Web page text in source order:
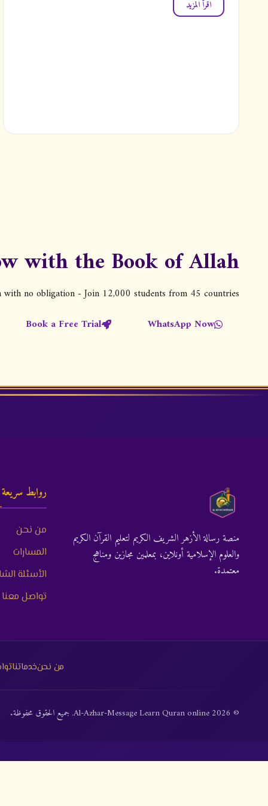
اقرأ المزيد
with the Book of Allah
with no obligation - Join 12,000 students from 45 countries
WhatsApp Now
Book a Free Trial
منصة رسالة الأزهر الشريف الكريم لتعليم القرآن الكريم
والعلوم الإسلامية أونلاين، بمعلمين مجازين ومناهج
معتمدة.
روابط سريعة
من نحن
المسارات
الأسئلة
تواصل معنا
من نحنخدماتنا
© 2026 Al-Azhar-Message Learn Quran online. جميع الحقوق محفوظة.